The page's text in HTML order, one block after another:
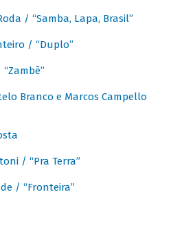
/ “Samba, Lapa, Brasil”
/ “Duplo”
Branco e Marcos Campello
/ “Pra Terra”
/ “Fronteira”